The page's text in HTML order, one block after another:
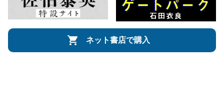
ネット書店で購入